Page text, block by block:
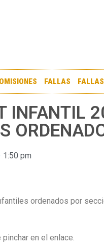
FALLAS
INFANTIL
1:50 pm
ordenados por
en el enlace.